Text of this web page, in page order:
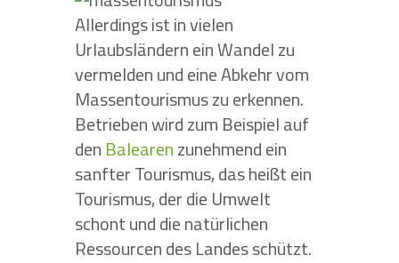
Allerdings ist in vielen
Urlaubsländern ein Wandel zu
vermelden und eine Abkehr vom
Massentourismus zu erkennen.
Betrieben wird zum Beispiel auf
den Balearenzunehmend ein
sanfter Tourismus, das heißt ein
Tourismus, der die Umwelt
schont und die natürlichen
Ressourcen des Landes schützt.